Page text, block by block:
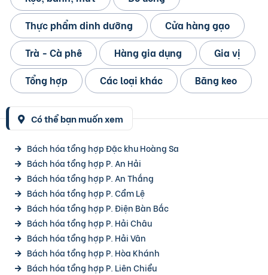
Thực phẩm dinh dưỡng
Cửa hàng gạo
Trà - Cà phê
Hàng gia dụng
Gia vị
Tổng hợp
Các loại khác Băng keo
Có thể bạn muốn xem
Bách hóa tổng hợp Đặc khu Hoàng Sa
Bách hóa tổng hợp P. An Hải
Bách hóa tổng hợp P. An Thắng
Bách hóa tổng hợp P. Cẩm Lệ
Bách hóa tổng hợp P. Điện Bàn Bắc
Bách hóa tổng hợp P. Hải Châu
Bách hóa tổng hợp P. Hải Vân
Bách hóa tổng hợp P. Hòa Khánh
Bách hóa tổng hợp P. Liên Chiểu